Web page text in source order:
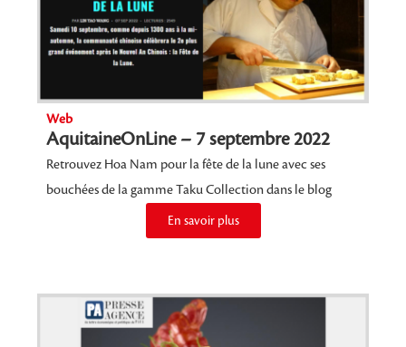
Web
AquitaineOnLine – 7 septembre 2022
Retrouvez Hoa Nam pour la fête de la lune avec ses
bouchées de la gamme Taku Collection dans le blog
En savoir plus